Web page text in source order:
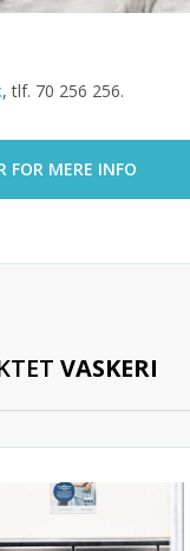
, tlf. 70 256 256.
FOR MERE INFO
VASKERI